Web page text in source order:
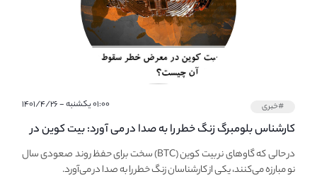
#خبری ۰۱:۰۰ یکشنبه - ۱۴۰۱/۴/۲۶
کارشناس بلومبرگ زنگ خطر را به صدا در می آورد: بیت کوین در
معرض خطر سقوط بزرگ است - دلیل آن چیست؟در حالی که گاوهای نر بیت کوین (BTC) سخت برای حفظ روند صعودی سال
نو مبارزه می‌کنند، یکی از کارشناسان زنگ خطر را به صدا در می‌آورد.